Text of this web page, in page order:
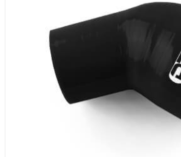
Adaptadores aluminio